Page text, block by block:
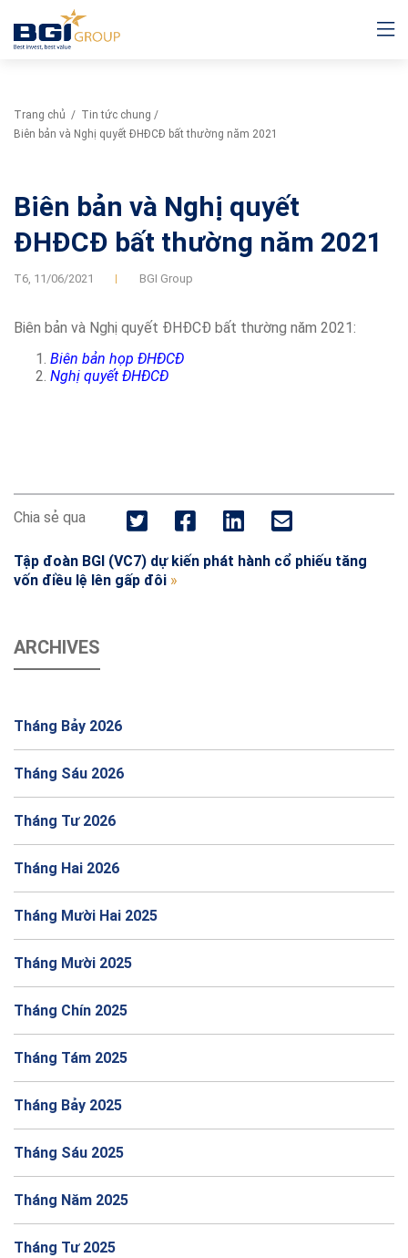
Trang chủ / Tin tức chung /
Biên bản và Nghị quyết ĐHĐCĐ bất thường năm 2021
Biên bản và Nghị quyết
ĐHĐCĐ bất thường năm 2021
T6, 11/06/2021 BGI Group
Biên bản và Nghị quyết ĐHĐCĐ bất thường năm 2021:
Biên bản họp ĐHĐCĐ
Nghị quyết ĐHĐCĐ
Chia sẻ qua
Tập đoàn BGI (VC7) dự kiến phát hành cổ phiếu tăng
vốn điều lệ lên gấp đôi »
ARCHIVES
Tháng Bảy 2026
Tháng Sáu 2026
Tháng Tư 2026
Tháng Hai 2026
Tháng Mười Hai 2025
Tháng Mười 2025
Tháng Chín 2025
Tháng Tám 2025
Tháng Bảy 2025
Tháng Sáu 2025
Tháng Năm 2025
Tháng Tư 2025